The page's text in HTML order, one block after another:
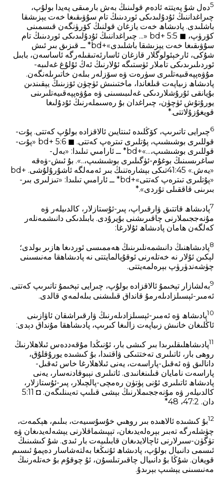
5دەل شۇ پەيتتە ئادەم قولىنىڭ بەش بارمىقى پەيدا بولۇپ،
چىراغداننىڭ ئۇدۇلىدىكى ئوردىنىڭ تام سۇۋىقىغا خەت يېزىشقا
باشلىدى. پادىشاھ خەت يازغان قولنىڭ كۆرۈنگەن قىسمىنى
كۆرۈپ، ◼ 5:5 +bd «... چىراغداننىڭ ئۇدۇلىدىكى ئوردىنىڭ تام
سۇۋىقىغا خەت يېزىشقا باشلىدى»+bd* ــ قىزىق بىر ئىش
شۇكى، ئارخېئولوگلار قازغان ئاسارئەتىقىلەرگە ئاساسەن، بابىل
ئوردىلىرىدىكى تاملار ئۈستىگە ئۇلارنىڭ ئەڭ ئۇلۇغ غەلىبە-
مۇۋەپپەقىيەتلىرى سۈرەت ۋە سۆزلەر بىلەن خاتىرىلەنگەن.
پادىشاھ زىياپەت قىلغاندا، ماختىنىش ئۈچۈن ئۆزىنىڭ يېقىندىن
بۇيانقى ئۇرۇشلاردىكى غەلىبىسىنى ۋە مۇۋەپپەقىيەتلىرىنى
يورۇتۇش ئۈچۈن، چىراغدان بۇ رەسىملەرنىڭ ئۇدۇلىغا
قويغۇزۇلاتتى.*
6چىرايى تاتىرىپ، كۆڭلىدە ئىنتايىن ئالاقزادە بولۇپ كەتتى. پۇت-
قوللىرى بوشىشىپ، پۇتلىرى تىترەپ كەتتى. ◼ 5:6 +bd «پۇت-
قوللىرى بوشىشىپ،...»+bd* ــ ئارامىي تىلىدا: «بەل-
ساغرىسىنىڭ بوغۇم-ئۈگىلىرى بوشىشىپ،..». بۇ ئىش-ۋەقە
«يەش.» 41:45تىكى بېشارەتنىڭ بىر ئەمەلگە ئاشۇرۇلۇشى. +bd
«پۇتلىرى تىترەپ كەتتى»+bd* ــ ئارامىي تىلىدا: «تىزلىرى بىر-
بىرىنى قاققىلى تۇردى».*
7پادىشاھ قاتتىق ۋارقىراپ، پىر-ئۇستازلار، كالدىيلەر ۋە
مۇنەججىملارنى چاقىرىشنى بۇيرۇدى. بابىلدىكى دانىشمەنلەر
كەلگەن ھامان پادىشاھ ئۇلارغا:
8پادىشاھنىڭ دانىشمەنلىرىنىڭ ھەممىسى ئوردىغا ھازىر بولدى؛
لېكىن ئۇلار نە خەتلەرنى ئوقۇيالمايتتى نە پادىشاھقا مەنىسىنى
چۈشەندۈرۈپ بېرەلمەيتتى.
9بەلشازار تېخىمۇ ئالاقزادە بولۇپ، چىرايى تېخىمۇ تاتىرىپ كەتتى.
ئەمىر-ئېسىلزادىلەرمۇ قانداق قىلىشنى بىلەلمەي قالدى.
10پادىشاھ ۋە ئەمىر-ئېسىلزادىلەرنىڭ ۋارقىراشقان ئاۋازىنى
ئاڭلىغان خانىش زىياپەت زالىغا كىرىپ، پادىشاھقا مۇنداق دېدى:
11پادىشاھلىقلىرىدا بىر كىشى بار، ئۇنىڭدا مۇقەددەس ئىلاھلارنىڭ
روھى بار، ئاتىلىرى تەختتىكى ۋاقتىدا، بۇ كىشىدە يورۇقلۇق،
دانالىق ۋە ئەقىل-پاراسەت، يەنى ئىلاھلارغا خاس ئەقىل-
پاراسەت نامايان قىلىنغانىدى. ئاتىلىرى نېبوقادنەسار، يەنى
پادىشاھ ئاتىلىرى ئۇنى پۈتۈن رەمچى-پالچىلار، پىر-ئۇستازلار،
كالدىيلەر ۋە مۇنەججىملارنىڭ بېشى قىلىپ تەيىنلىگەن. ◘ 5:11
دان. 2‏:47، 48*
12بۇ كىشىدە ئالاھىدە بىر روھىي خۇسۇسىيەت، بىلىم، ھېكمەت،
چۈشلەرگە تەبىر بېرەلەيدىغان، تېپىشماقلارنى يېشەلەيدىغان ۋە
تۈگۈن-سىرلارنى ئاچالايدىغان قابىلىيەت بار ئىدى. شۇ كىشىنىڭ
ئىسمى دانىيال بولۇپ، پادىشاھ ئۇنىڭغا بەلتەشاسار دەپمۇ ئىسىم
قويغان. شۇڭا بۇ دانىيال چاقىرتىلسۇن، ئۇ چوقۇم بۇ خەتلەرنىڭ
مەنىسىنى يېشىپ بېرىدۇ.